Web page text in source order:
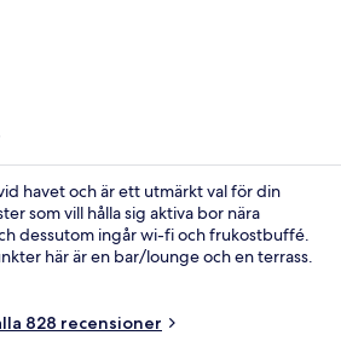
havet och är ett utmärkt val för din
som vill hålla sig aktiva bor nära
dessutom ingår wi-fi och frukostbuffé.
här är en bar/lounge och en terrass.
828 recensioner